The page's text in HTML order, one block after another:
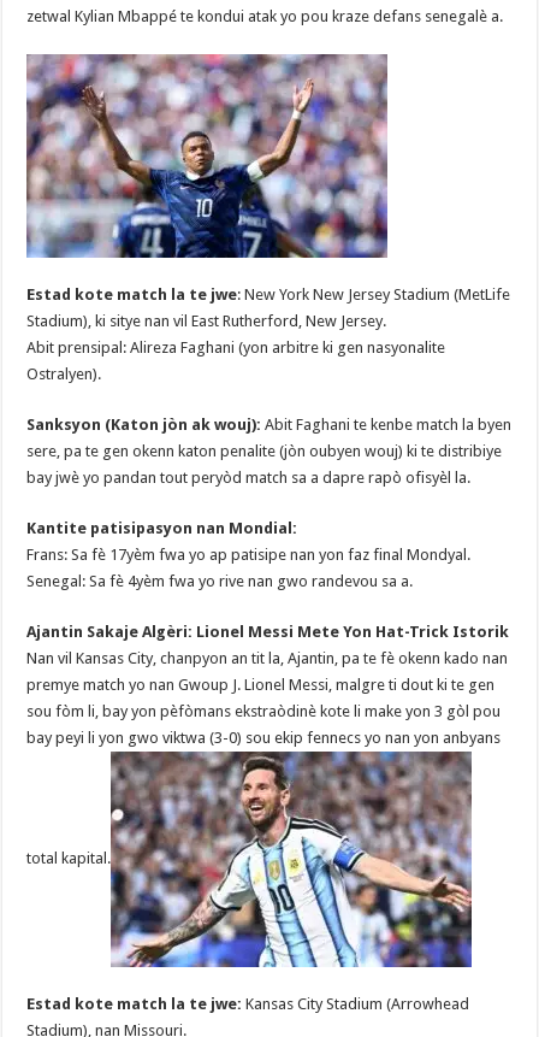
zetwal Kylian Mbappé te kondui atak yo pou kraze defans senegalè a.
Estad kote match la te jwe: New York New Jersey Stadium (MetLife
Stadium), ki sitye nan vil East Rutherford, New Jersey.
Abit prensipal: Alireza Faghani (yon arbitre ki gen nasyonalite
Ostralyen).
Sanksyon (Katon jòn ak wouj): Abit Faghani te kenbe match la byen
sere, pa te gen okenn katon penalite (jòn oubyen wouj) ki te distribiye
bay jwè yo pandan tout peryòd match sa a dapre rapò ofisyèl la.
Kantite patisipasyon nan Mondial:
Frans: Sa fè 17yèm fwa yo ap patisipe nan yon faz final Mondyal.
Senegal: Sa fè 4yèm fwa yo rive nan gwo randevou sa a.
Ajantin Sakaje Algèri: Lionel Messi Mete Yon Hat-Trick Istorik
Nan vil Kansas City, chanpyon an tit la, Ajantin, pa te fè okenn kado nan
premye match yo nan Gwoup J. Lionel Messi, malgre ti dout ki te gen
sou fòm li, bay yon pèfòmans ekstraòdinè kote li make yon 3 gòl pou
bay peyi li yon gwo viktwa (3-0) sou ekip fennecs yo nan yon anbyans
total kapital.
Estad kote match la te jwe: Kansas City Stadium (Arrowhead
Stadium), nan Missouri.